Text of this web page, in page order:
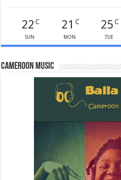
22 C
SUN
21 C
MON
25 C
TUE
Cameroon Music